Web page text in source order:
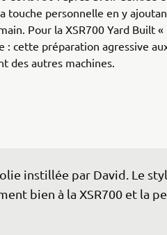
touche personnelle en y
Pour la XSR700 Yard Built
: cette préparation agressive
des autres machines.
instillée par David. Le
bien à la XSR700 et la